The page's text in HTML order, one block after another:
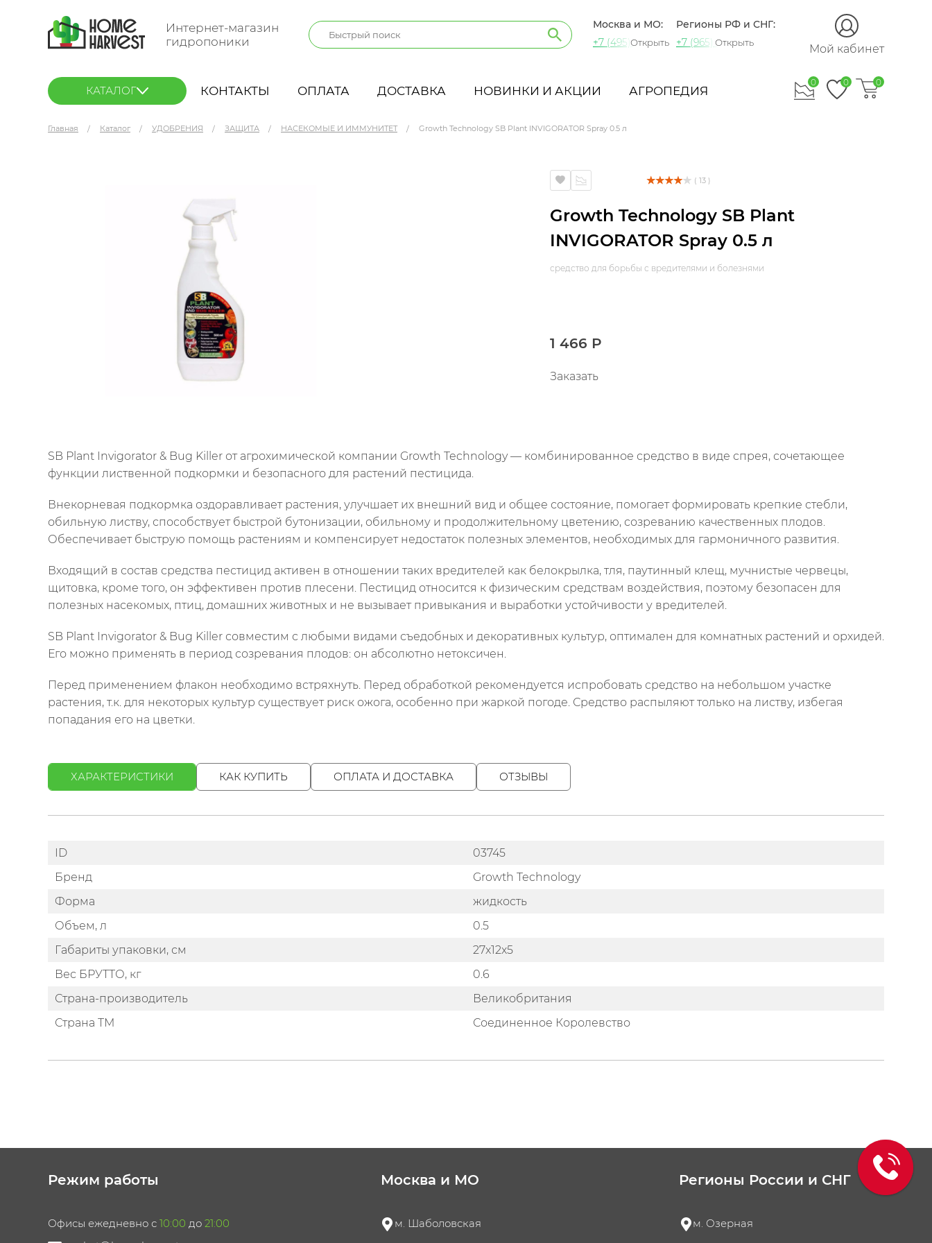
Интернет-магазин
гидропоники
Москва и МО:
+7 (495) 721-60-15
Открыть
Регионы РФ и СНГ:
+7 (965) 420-10-10
Открыть Мой кабинет
КАТАЛОГ КОНТАКТЫ ОПЛАТА ДОСТАВКА НОВИНКИ И АКЦИИ АГРОПЕДИЯ
0 0 0
Главная Каталог УДОБРЕНИЯ ЗАЩИТА НАСЕКОМЫЕ И ИММУНИТЕТ Growth Technology SB Plant INVIGORATOR Spray 0.5 л
( 13 )
Growth Technology SB Plant
INVIGORATOR Spray 0.5 л
средство для борьбы с вредителями и болезнями
1 466 Р
Заказать
SB Plant Invigorator & Bug Killer от агрохимической компании Growth Technology — комбинированное средство в виде спрея, сочетающее
функции лиственной подкормки и безопасного для растений пестицида.
Внекорневая подкормка оздоравливает растения, улучшает их внешний вид и общее состояние, помогает формировать крепкие стебли,
обильную листву, способствует быстрой бутонизации, обильному и продолжительному цветению, созреванию качественных плодов.
Обеспечивает быструю помощь растениям и компенсирует недостаток полезных элементов, необходимых для гармоничного развития.
Входящий в состав средства пестицид активен в отношении таких вредителей как белокрылка, тля, паутинный клещ, мучнистые червецы,
щитовка, кроме того, он эффективен против плесени. Пестицид относится к физическим средствам воздействия, поэтому безопасен для
полезных насекомых, птиц, домашних животных и не вызывает привыкания и выработки устойчивости у вредителей.
SB Plant Invigorator & Bug Killer совместим с любыми видами съедобных и декоративных культур, оптимален для комнатных растений и орхидей.
Его можно применять в период созревания плодов: он абсолютно нетоксичен.
Перед применением флакон необходимо встряхнуть. Перед обработкой рекомендуется испробовать средство на небольшом участке
растения, т.к. для некоторых культур существует риск ожога, особенно при жаркой погоде. Средство распыляют только на листву, избегая
попадания его на цветки.
ХАРАКТЕРИСТИКИ КАК КУПИТЬ ОПЛАТА И ДОСТАВКА ОТЗЫВЫ
ID
03745
Бренд
Growth Technology
Форма
жидкость
Объем, л
0.5
Габариты упаковки, см
27x12x5
Вес БРУТТО, кг
0.6
Страна-производитель
Великобритания
Страна ТМ
Соединенное Королевство
Режим работы
Офисы ежедневно с 10:00 до 21:00
Москва и МО
м. Шаболовская
Регионы России и СНГ
м. Озерная